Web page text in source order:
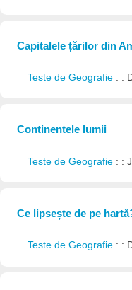
Capitalele țărilor din
Teste de Geografie : :
Continentele lumii
Teste de Geografie : :
Ce lipsește de pe
Teste de Geografie : :